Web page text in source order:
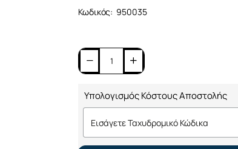
Κωδικός: 950035
Υπολογισμός Κόστους Αποστολής